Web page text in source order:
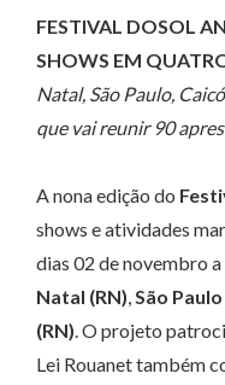
FESTIVAL DOSOL
SHOWS EM
Natal, São Paulo,
que vai reunir 90
A nona edição do
shows e atividades
dias 02 de novembro
Natal (RN),São Paulo
(RN). O projeto
Lei Rouanet também